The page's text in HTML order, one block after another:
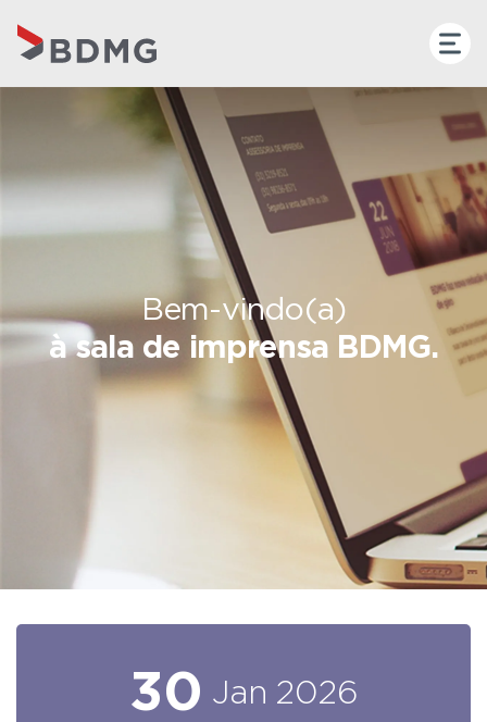
Bem-vindo(a)
à sala de imprensa BDMG.
30 Jan 2026